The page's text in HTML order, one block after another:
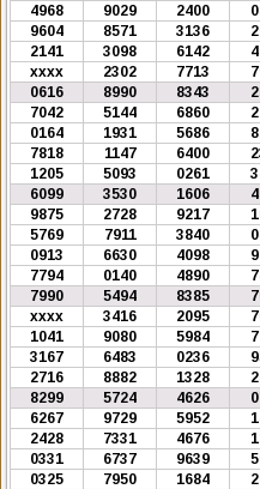
4968
9029 2400
9604
8571 3136
2141
3098 6142
xxxx
2302 7713
0616
8990 8343
7042
5144 6860
0164
1931 5686
7818
1147 6400
1205
5093 0261
6099
3530 1606
9875
2728 9217
5769
7911 3840
0913
6630 4098
7794
0140 4890
7990
5494 8385
xxxx
3416 2095
1041
9080 5984
3167
6483 0236
2716
8882 1328
8299
5724 4626
6267
9729 5952
2428
7331 4676
0331
6737 9639
0325
7950 1684